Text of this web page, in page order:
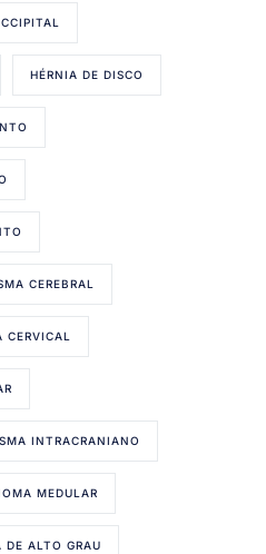
HÉRNIA DE DISCO
CEREBRAL
CERVICAL
INTRACRANIANO
MEDULAR
DE ALTO GRAU